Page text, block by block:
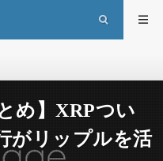
め】XRPつい
がリップルを活